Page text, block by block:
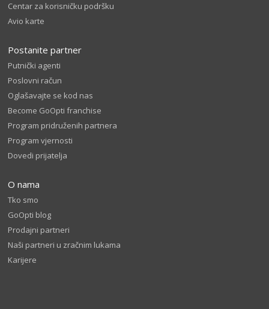
Centar za korisničku podršku
Avio karte
Postanite partner
Putnički agenti
Poslovni račun
Oglašavajte se kod nas
Become GoOpti franchise
Program pridruženih partnera
Program vjernosti
Dovedi prijatelja
O nama
Tko smo
GoOpti blog
Prodajni partneri
Naši partneri u zračnim lukama
Karijere